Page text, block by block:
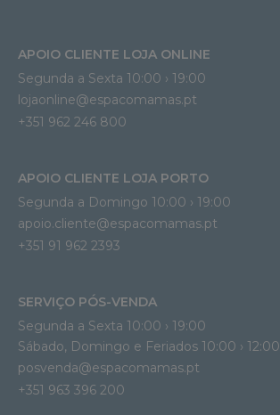
APOIO CLIENTE LOJA ONLINE
Segunda a Sexta 10:00 › 19:00
lojaonline@espacomamas.pt
+351 962 246 800
APOIO CLIENTE LOJA PORTO
Segunda a Domingo 10:00 › 19:00
apoio.cliente@espacomamas.pt
+351 91 962 2393
SERVIÇO PÓS-VENDA
Segunda a Sexta 10:00 › 19:00
Sábado, Domingo e Feriados 10:00 › 12:00
posvenda@espacomamas.pt
+351 963 396 200